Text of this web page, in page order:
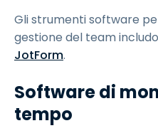
Gli strumenti software
gestione del team
JotForm.
Software di
tempo